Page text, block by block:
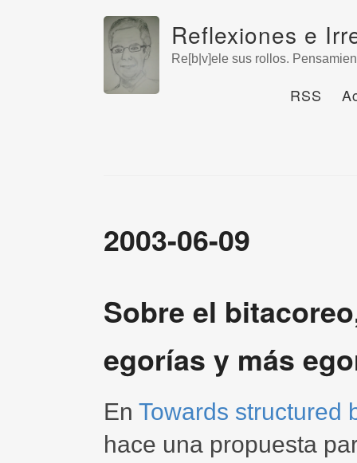
Reflexiones e
Re[b|v]ele sus rollos.
RSS
2003-06-09
Sobre el
egorías y más
En Towards structured
hace una propuesta